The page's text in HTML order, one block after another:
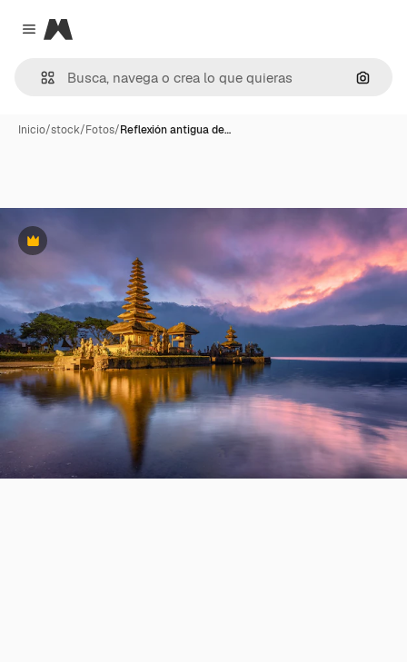
Close menu
Magnific
Inicio/stock/Fotos/Reflexión antigua de…
Premium